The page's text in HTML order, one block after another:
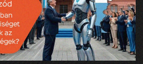
törvénye az MI-re is lecsap
216 - A szerkesztőség a BusinessFesten téblábol
215 - Érdemes-e a Google MI-hez fordulni bármivel?